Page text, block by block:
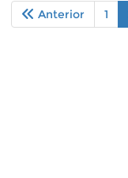
Anterior 1